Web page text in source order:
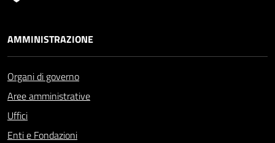
AMMINISTRAZIONE
Organi di governo
Aree amministrative
Uffici
Enti e Fondazioni